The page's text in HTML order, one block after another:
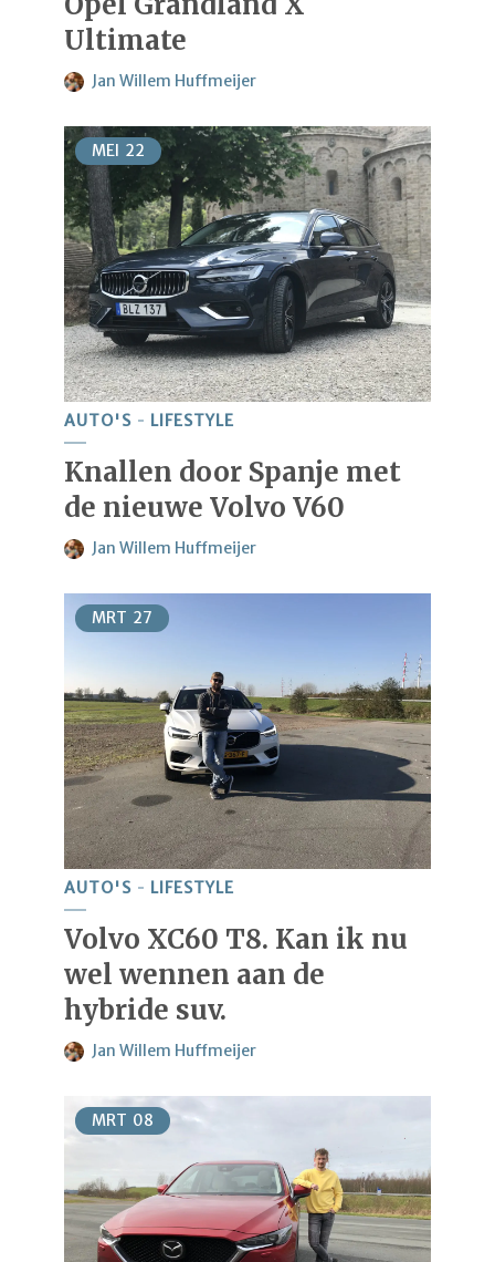
Ultimate
Jan Willem Huffmeijer
MEI 22
AUTO'S LIFESTYLE
Knallen door Spanje met
de nieuwe Volvo V60
Jan Willem Huffmeijer
MRT 27
AUTO'S LIFESTYLE
Volvo XC60 T8. Kan ik nu
wel wennen aan de
hybride suv.
Jan Willem Huffmeijer
MRT 08